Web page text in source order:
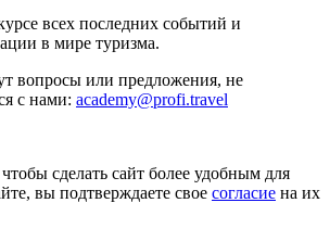
всех последних событий и
в мире туризма.
вопросы или предложения, не
с нами: academy@profi.travel
сделать сайт более удобным для
вы подтверждаете свое согласие на их